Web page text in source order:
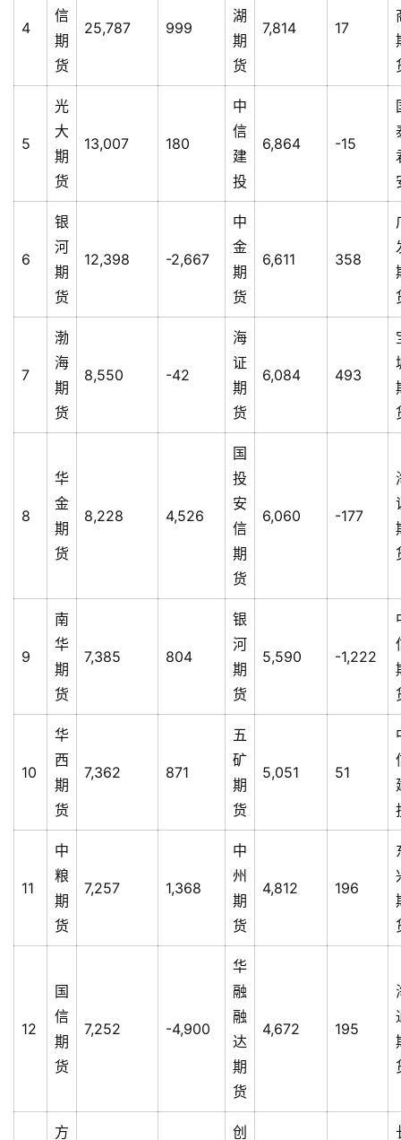
4
信
期
货
25,787 999
湖
期
货
7,814 17
5
光
大
期
货
13,007 180
中
信
建
投
6,864 -15
6
银
河
期
货
12,398 -2,667
中
金
期
货
6,611 358
7
渤
海
期
货
8,550 -42
海
证
期
货
6,084 493
8
华
金
期
货
8,228 4,526
国
投
安
信
期
货
6,060 -177
9
南
华
期
货
7,385 804
银
河
期
货
5,590 -1,222
10
华
西
期
货
7,362 871
五
矿
期
货
5,051 51
11
中
粮
期
货
7,257 1,368
中
州
期
货
4,812 196
12
国
信
期
货
7,252 -4,900
华
融
融
达
期
货
4,672 195
方 创